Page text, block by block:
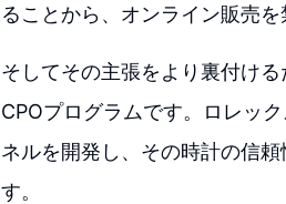
ることから、オンライン販売
そしてその主張をより裏付け
CPOプログラムです。ロレッ
ネルを開発し、その時計の信
す。